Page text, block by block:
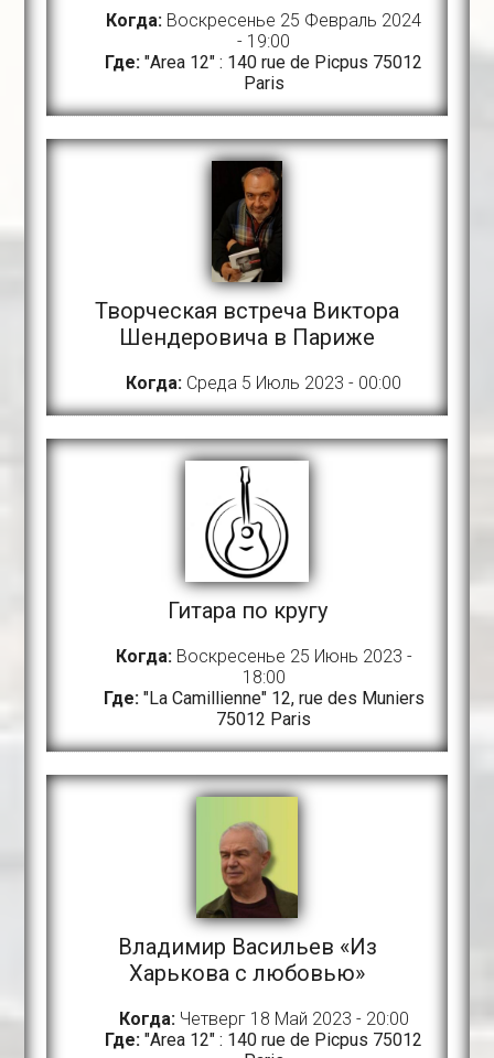
Когда: Воскресенье 25 Февраль 2024
- 19:00
Где: "Area 12" : 140 rue de Picpus 75012
Paris
Творческая встреча Виктора
Шендеровича в Париже
Когда: Среда 5 Июль 2023 - 00:00
Гитара по кругу
Когда:Воскресенье 25 Июнь 2023 -
18:00
Где: "La Camillienne" 12, rue des Muniers
75012 Paris
Владимир Васильев «Из
Харькова с любовью»
Когда:Четверг 18 Май 2023 - 20:00
Где: "Area 12" : 140 rue de Picpus 75012